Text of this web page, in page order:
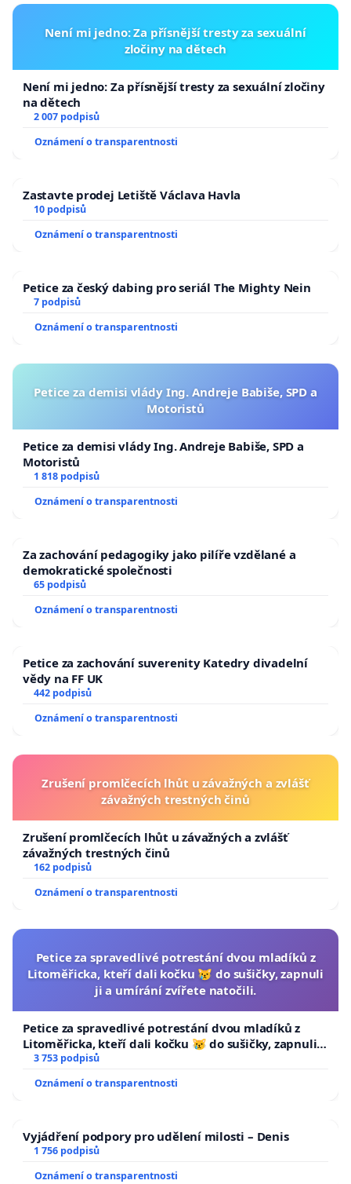
Není mi jedno: Za přísnější tresty za sexuální
zločiny na dětech
Není mi jedno: Za přísnější tresty za sexuální zločiny
na dětech
2 007 podpisů
Oznámení o transparentnosti
Zastavte prodej Letiště Václava Havla
10 podpisů
Oznámení o transparentnosti
Petice za český dabing pro seriál The Mighty Nein
7 podpisů
Oznámení o transparentnosti
Petice za demisi vlády Ing. Andreje Babiše, SPD a
Motoristů
Petice za demisi vlády Ing. Andreje Babiše, SPD a
Motoristů
1 818 podpisů
Oznámení o transparentnosti
Za zachování pedagogiky jako pilíře vzdělané a
demokratické společnosti
65 podpisů
Oznámení o transparentnosti
Petice za zachování suverenity Katedry divadelní
vědy na FF UK
442 podpisů
Oznámení o transparentnosti
Zrušení promlčecích lhůt u závažných a zvlášť
závažných trestných činů
Zrušení promlčecích lhůt u závažných a zvlášť
závažných trestných činů
162 podpisů
Oznámení o transparentnosti
Petice za spravedlivé potrestání dvou mladíků z
Litoměřicka, kteří dali kočku 😿 do sušičky, zapnuli
ji a umírání zvířete natočili.
Petice za spravedlivé potrestání dvou mladíků z
Litoměřicka, kteří dali kočku 😿 do sušičky, zapnuli ji
a umírání zvířete natočili.
3 753 podpisů
Oznámení o transparentnosti
Vyjádření podpory pro udělení milosti – Denis
1 756 podpisů
Oznámení o transparentnosti